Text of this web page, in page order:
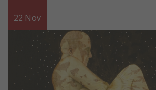
22 Nov